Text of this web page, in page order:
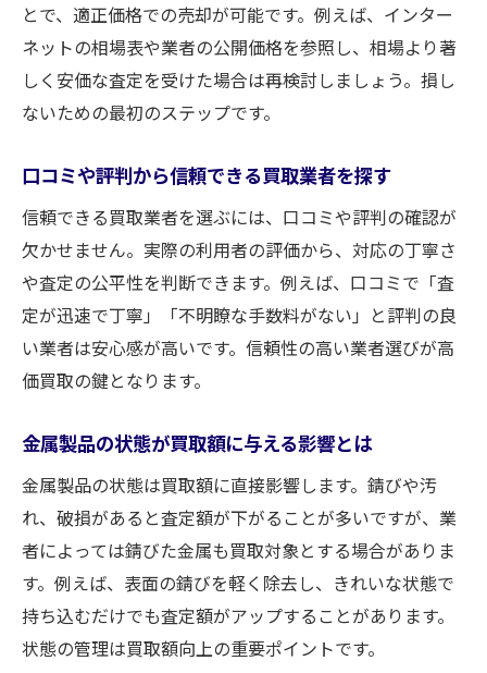
錆を落として買取価格を上げるポイント
錆びた鉄くずの買取実例と注意点
個人でも安心な金属製品買取の流れ
買取業者への持ち込み前に準備すべきこと
査定から買取成立までの流れを詳しく解説
身分証明書など必要書類のチェックリスト
初めての方でも安心な買取相談のポイント
スクラップ買取で注意すべきポイント
スクラップ買取で失敗しない事前チェック
不純物の有無がスクラップ買取に与える影
スクラップ買取の際の禁止品目を把握する
買取価格表の見方と賢い活用法を紹介
スクラップ業者選びで重視すべきポイント
とで、適正価格での売却が可能です。例えば、インター
ネットの相場表や業者の公開価格を参照し、相場より著
しく安価な査定を受けた場合は再検討しましょう。損し
ないための最初のステップです。
口コミや評判から信頼できる買取業者を探す
信頼できる買取業者を選ぶには、口コミや評判の確認が
欠かせません。実際の利用者の評価から、対応の丁寧さ
や査定の公平性を判断できます。例えば、口コミで「査
定が迅速で丁寧」「不明瞭な手数料がない」と評判の良
い業者は安心感が高いです。信頼性の高い業者選びが高
価買取の鍵となります。
金属製品の状態が買取額に与える影響とは
金属製品の状態は買取額に直接影響します。錆びや汚
れ、破損があると査定額が下がることが多いですが、業
者によっては錆びた金属も買取対象とする場合がありま
す。例えば、表面の錆びを軽く除去し、きれいな状態で
持ち込むだけでも査定額がアップすることがあります。
状態の管理は買取額向上の重要ポイントです。